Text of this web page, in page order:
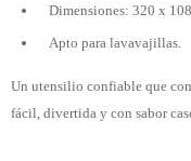
Dimensiones: 320 x
Apto para lavavajillas.
Un utensilio confiable que
fácil, divertida y con sabor